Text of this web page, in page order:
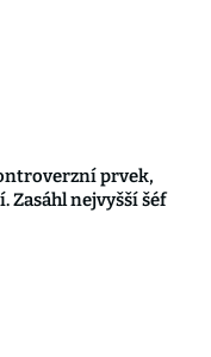
prvek,
Zasáhl nejvyšší šéf